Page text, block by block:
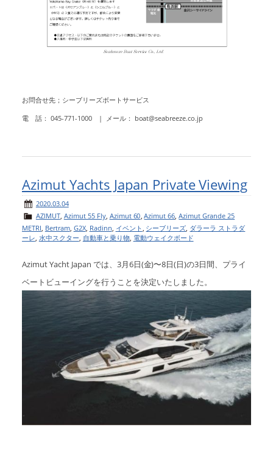
お問合せ先； シーブリーズボートサービス
電 話： 045-771-1000 | メール： boat@seabreeze.co.jp
Azimut Yachts Japan Private Viewing
2020.03.04
AZIMUT, Azimut 55 Fly, Azimut 60 ,Azimut 66 ,Azimut Grande 25
METRI Bertram, G2X, Radinn イベント シーブリーズ ダラーラ ストラダ
ーレ 水中スクター 自動車と乗り物, 電動ウェイクボード
Azimut Yacht Japan では、3月6日(金)〜8日(日)の3日間、プライ
ベートビューイングを行うことを決定いたしました。